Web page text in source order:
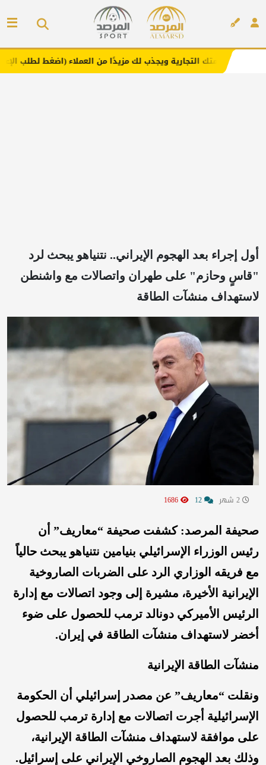
ويجذب لك مزيدًا من العملاء (اضغط لطلب الإعلان)
أول إجراء بعد الهجوم الإيراني.. نتنياهو يبحث لرد
"قاسٍ وحازم" على طهران واتصالات مع واشنطن
لاستهداف منشآت الطاقة
صحيفة المرصد: كشفت صحيفة “معاريف” أن
رئيس الوزراء الإسرائيلي بنيامين نتنياهو يبحث حالياً
مع فريقه الوزاري الرد على الضربات الصاروخية
الإيرانية الأخيرة، مشيرة إلى وجود اتصالات مع إدارة
الرئيس الأميركي دونالد ترمب للحصول على ضوء
أخضر لاستهداف منشآت الطاقة في إيران.
منشآت الطاقة الإيرانية
ونقلت “معاريف” عن مصدر إسرائيلي أن الحكومة
الإسرائيلية أجرت اتصالات مع إدارة ترمب للحصول
على موافقة لاستهداف منشآت الطاقة الإيرانية،
وذلك بعد الهجوم الصاروخي الإيراني على إسرائيل.